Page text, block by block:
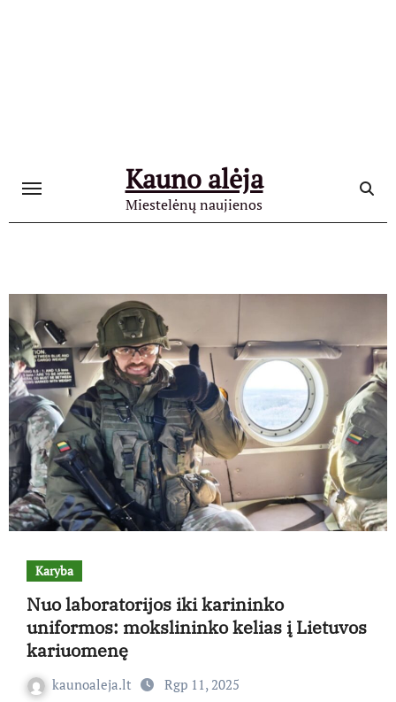
Kauno alėja
Miestelėnų naujienos
Karyba
Nuo laboratorijos iki karininko
uniformos: mokslininko kelias į Lietuvos
kariuomenę
kaunoaleja.lt Rgp 11, 2025